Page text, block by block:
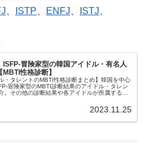
ISTP ENFJ ISTJ
ISFP-冒険家型の韓国アイドル・有名人
MBTI性格診断】
・タレントのMBTI性格診断まとめ】韓国を中心
冒険家型のMBTI診断結果のアイドル・タレン
。その他の診断結果や各アイドルが所属するグ
2023.11.25